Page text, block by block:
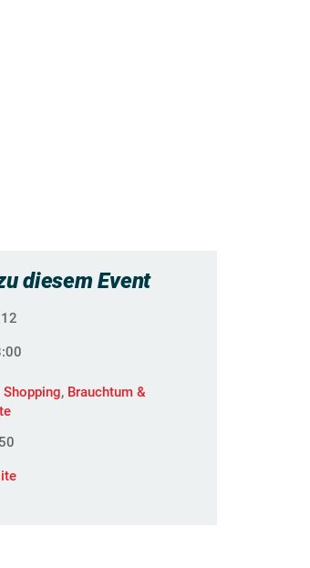
diesem Event
, Brauchtum &